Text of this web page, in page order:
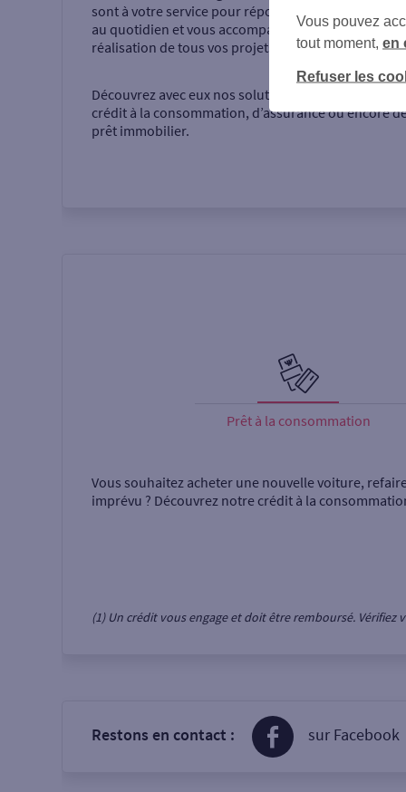
sont à votre service pour répondre à vos questions
au quotidien et vous accompagner dans la
réalisation de tous vos projets.
Découvrez avec eux nos solutions d’épargne, de
crédit à la consommation, d’assurance ou encore
prêt immobilier.
Prêt à la consommation
Vous souhaitez acheter une nouvelle voiture,
imprévu ? Découvrez notre crédit à la
(1) Un crédit vous engage et doit être remboursé.
Restons en contact : sur Facebook
Vous pouvez
tout moment, en
Refuser les